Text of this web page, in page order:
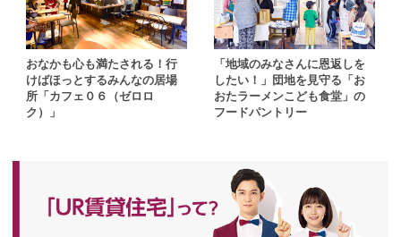
おなかも心も満たされる！行
けばほっとするみんなの居場
所「カフェ０６（ゼロロ
ク）」
「地域のみなさんに恩返しを
したい！」団地を見守る「お
おたラーメンこども食堂」の
フードパントリー